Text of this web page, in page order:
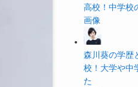
高校！中学校
画像
森川葵の学歴
校！大学や中
た